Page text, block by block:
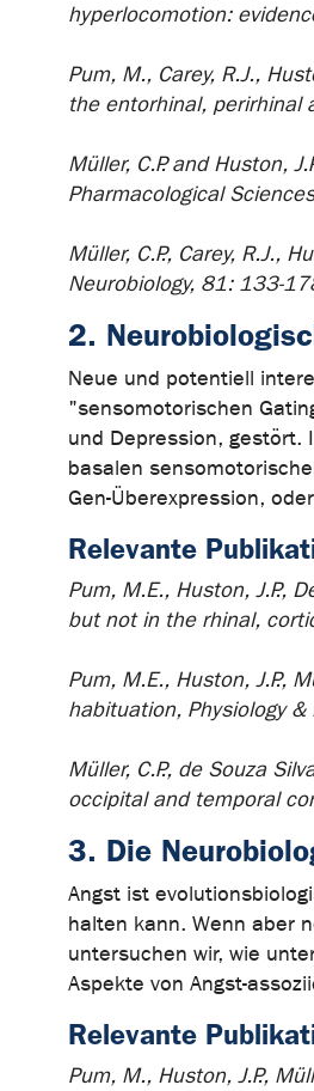
hyperlocomotion:
Pum, M., Carey, R.J.,
the entorhinal, perirhinal
Müller, C.P. and Huston,
Pharmacological
Müller, C.P., Carey, R.J.,
Neurobiology, 81: 133-
2.
Neue und potentiell
"sensomotorischen
und Depression, gestört.
basalen
Gen-Überexpression,
Relevante
Pum, M.E., Huston, J.P.,
but not in the rhinal,
Pum, M.E., Huston, J.P.,
habituation, Physiology
Müller, C.P., de Souza
occipital and temporal
3. Die
Angst ist
halten kann. Wenn aber
untersuchen wir, wie
Aspekte von Angst-
Relevante
Pum, M., Huston, J.P.,